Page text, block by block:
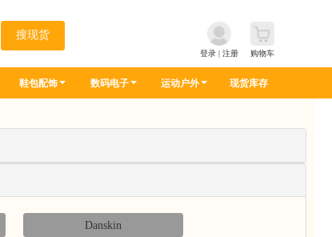
登录 | 注册 购物车
鞋包配饰 数码电子 运动户外 现货库存
Danskin